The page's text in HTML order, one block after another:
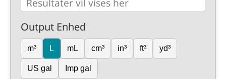
Output Enhed
m³ L mL cm³ in³ ft³ yd³
US gal Imp gal